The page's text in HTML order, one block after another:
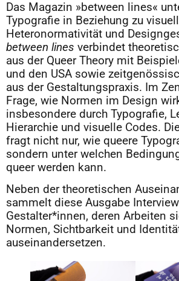
Das Magazin »between lines«
Typografie in Beziehung zu
Heteronormativität und
between lines verbindet
aus der Queer Theory mit
und den USA sowie
aus der Gestaltungspraxis. Im
Frage, wie Normen im Design
insbesondere durch Typografie,
Hierarchie und visuelle Codes.
fragt nicht nur, wie queere
sondern unter welchen
queer werden kann.
Neben der theoretischen
sammelt diese Ausgabe
Gestalter*innen, deren Arbeiten
Normen, Sichtbarkeit und
auseinandersetzen.